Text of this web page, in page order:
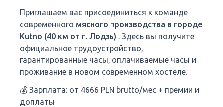
Приглашаем вас присоединиться к команде
современного мясного производства в городе
Kutno (40 км от г. Лодзь) . Здесь вы получите
официальное трудоустройство,
гарантированные часы, оплачиваемые часы и
проживание в новом современном хостеле.
💰 Зарплата: от 4666 PLN brutto/мес + премии и
доплаты